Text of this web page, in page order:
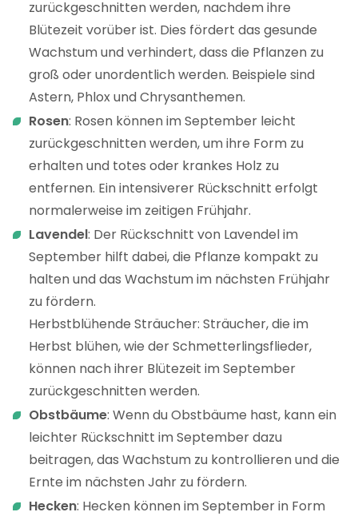
zurückgeschnitten werden, nachdem ihre
Blütezeit vorüber ist. Dies fördert das gesunde
Wachstum und verhindert, dass die Pflanzen zu
groß oder unordentlich werden. Beispiele sind
Astern, Phlox und Chrysanthemen.
Rosen: Rosen können im September leicht
zurückgeschnitten werden, um ihre Form zu
erhalten und totes oder krankes Holz zu
entfernen. Ein intensiverer Rückschnitt erfolgt
normalerweise im zeitigen Frühjahr.
Lavendel: Der Rückschnitt von Lavendel im
September hilft dabei, die Pflanze kompakt zu
halten und das Wachstum im nächsten Frühjahr
zu fördern.
Herbstblühende Sträucher: Sträucher, die im
Herbst blühen, wie der Schmetterlingsflieder,
können nach ihrer Blütezeit im September
zurückgeschnitten werden.
Obstbäume: Wenn du Obstbäume hast, kann ein
leichter Rückschnitt im September dazu
beitragen, das Wachstum zu kontrollieren und die
Ernte im nächsten Jahr zu fördern.
Hecken: Hecken können im September in Form